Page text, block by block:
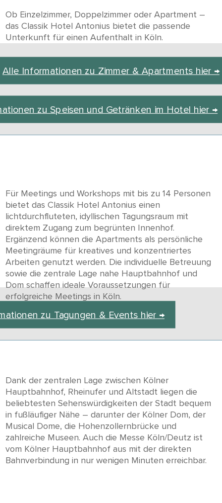
Ob Einzelzimmer, Doppelzimmer oder Apartment –
das Classik Hotel Antonius bietet die passende
Unterkunft für einen Aufenthalt in Köln.
Alle Informationen zu Zimmer & Apartments hier →
zu Speisen und Getränken im Hotel hier →
Für Meetings und Workshops mit bis zu 14 Personen
bietet das Classik Hotel Antonius einen
lichtdurchfluteten, idyllischen Tagungsraum mit
direktem Zugang zum begrünten Innenhof.
Ergänzend können die Apartments als persönliche
Meetingräume für kreatives und konzentriertes
Arbeiten genutzt werden. Die individuelle Betreuung
sowie die zentrale Lage nahe Hauptbahnhof und
Dom schaffen ideale Voraussetzungen für
erfolgreiche Meetings in Köln.
zu Tagungen & Events hier →
Dank der zentralen Lage zwischen Kölner
Hauptbahnhof, Rheinufer und Altstadt liegen die
beliebtesten Sehenswürdigkeiten der Stadt bequem
in fußläufiger Nähe – darunter der Kölner Dom, der
Musical Dome, die Hohenzollernbrücke und
zahlreiche Museen. Auch die Messe Köln/Deutz ist
vom Kölner Hauptbahnhof aus mit der direkten
Bahnverbindung in nur wenigen Minuten erreichbar.